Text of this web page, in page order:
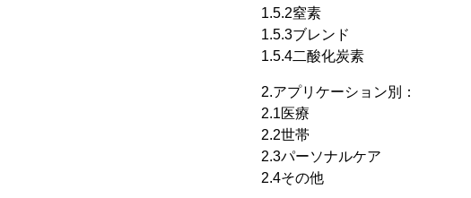
1.5.2窒素
1.5.3ブレンド
1.5.4二酸化炭素
2.アプリケーション別：
2.1医療
2.2世帯
2.3パーソナルケア
2.4その他